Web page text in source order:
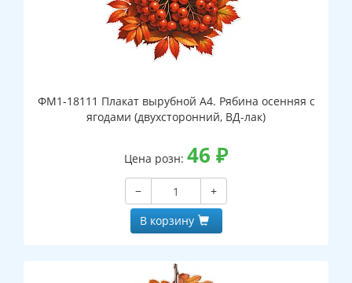
ФМ1-18111 Плакат вырубной А4. Рябина осенняя с
ягодами (двухсторонний, ВД-лак)
Цена розн: 46 ₽
−
+
В корзину